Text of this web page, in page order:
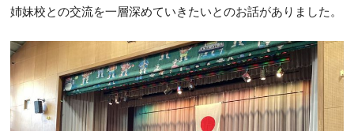
姉妹校との交流を一層深めていきたいとのお話がありました。